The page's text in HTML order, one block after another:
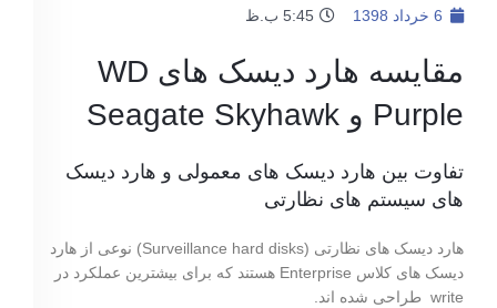
6 خرداد 1398 5:45 ب.ظ
مقایسه هارد دیسک های WD
Purple و Seagate Skyhawk
تفاوت بین هارد دیسک های معمولی و هارد دیسک
های سیستم های نظارتی
هارد دیسک های نظارتی (Surveillance hard disks) نوعی از هارد
دیسک های کلاس Enterprise هستند که برای بیشترین عملکرد در
write طراحی شده اند.